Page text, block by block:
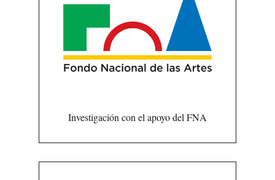
Investigación con el apoyo del FNA